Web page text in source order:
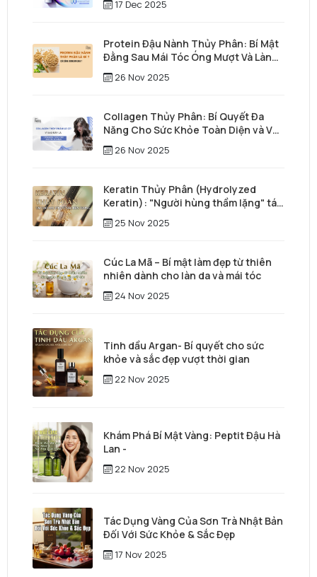
17 Dec 2025
Protein Đậu Nành Thủy Phân: Bí Mật
Đằng Sau Mái Tóc Óng Mượt Và Làn
Da Trẻ Trung
26 Nov 2025
Collagen Thủy Phân: Bí Quyết Đa
Năng Cho Sức Khỏe Toàn Diện và Vẻ
Đẹp Vượt Thời Gian
26 Nov 2025
Keratin Thủy Phân (Hydrolyzed
Keratin): "Người hùng thầm lặng" tái
tạo mái tóc từ sâu bên trong
25 Nov 2025
Cúc La Mã – Bí mật làm đẹp từ thiên
nhiên dành cho làn da và mái tóc
24 Nov 2025
Tinh dầu Argan- Bí quyết cho sức
khỏe và sắc đẹp vượt thời gian
22 Nov 2025
Khám Phá Bí Mật Vàng: Peptit Đậu Hà
Lan -
22 Nov 2025
Tác Dụng Vàng Của Sơn Trà Nhật Bản
Đối Với Sức Khỏe & Sắc Đẹp
17 Nov 2025